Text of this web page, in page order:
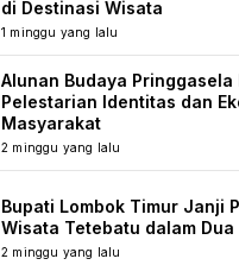
di Destinasi Wisata
1 minggu yang lalu
Alunan Budaya Pringgasela
Pelestarian Identitas dan
Masyarakat
2 minggu yang lalu
Bupati Lombok Timur Janji
Wisata Tetebatu dalam Dua
2 minggu yang lalu